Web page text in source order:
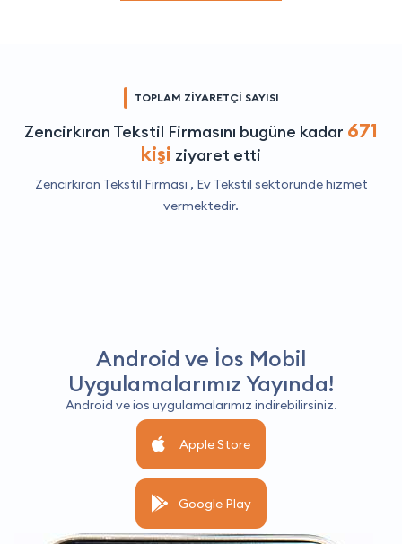
TOPLAM ZİYARETÇİ SAYISI
Zencirkıran Tekstil Firmasını bugüne kadar 671
kişi ziyaret etti
Zencirkıran Tekstil Firması , Ev Tekstil sektöründe hizmet
vermektedir.
Android ve İos Mobil
Uygulamalarımız Yayında!
Android ve ios uygulamalarımız indirebilirsiniz.
Apple Store
Google Play